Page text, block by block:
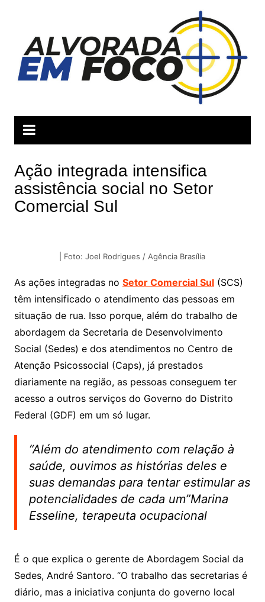
conteúdo
Ação integrada intensifica
assistência social no Setor
Comercial Sul
| Foto: Joel Rodrigues / Agência Brasília
As ações integradas no Setor Comercial Sul(SCS)
têm intensificado o atendimento das pessoas em
situação de rua. Isso porque, além do trabalho de
abordagem da Secretaria de Desenvolvimento
Social (Sedes) e dos atendimentos no Centro de
Atenção Psicossocial (Caps), já prestados
diariamente na região, as pessoas conseguem ter
acesso a outros serviços do Governo do Distrito
Federal (GDF) em um só lugar.
“Além do atendimento com relação à
saúde, ouvimos as histórias deles e
suas demandas para tentar estimular as
potencialidades de cada um”Marina
Esseline, terapeuta ocupacional
É o que explica o gerente de Abordagem Social da
Sedes, André Santoro. “O trabalho das secretarias é
diário, mas a iniciativa conjunta do governo local